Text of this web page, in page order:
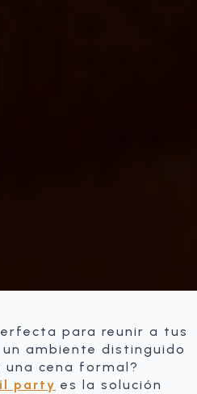
para reunir a tus
ambiente distinguido
cena formal?
party es la solución